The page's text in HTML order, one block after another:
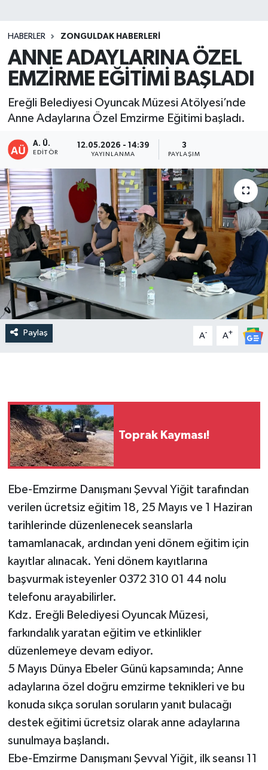
HABERLER ZONGULDAK HABERLERI
ANNE ADAYLARINA ÖZEL
EMZİRME EĞİTİMİ BAŞLADI
Ereğli Belediyesi Oyuncak Müzesi Atölyesi’nde
Anne Adaylarına Özel Emzirme Eğitimi başladı.
A. Ü.
EDITÖR
12.05.2026 - 14:39
YAYINLANMA
3
PAYLAŞIM
Paylaş A- A+
Toprak Kayması!
Ebe-Emzirme Danışmanı Şevval Yiğit tarafından
verilen ücretsiz eğitim 18, 25 Mayıs ve 1 Haziran
tarihlerinde düzenlenecek seanslarla
tamamlanacak, ardından yeni dönem eğitim için
kayıtlar alınacak. Yeni dönem kayıtlarına
başvurmak isteyenler 0372 310 01 44 nolu
telefonu arayabilirler.
Kdz. Ereğli Belediyesi Oyuncak Müzesi,
farkındalık yaratan eğitim ve etkinlikler
düzenlemeye devam ediyor.
5 Mayıs Dünya Ebeler Günü kapsamında; Anne
adaylarına özel doğru emzirme teknikleri ve bu
konuda sıkça sorulan soruların yanıt bulacağı
destek eğitimi ücretsiz olarak anne adaylarına
sunulmaya başlandı.
Ebe-Emzirme Danışmanı Şevval Yiğit, ilk seansı 11
DÜZCE
EREĞLİ
GÖKÇEBEY
KARABÜK
KASTAMONU